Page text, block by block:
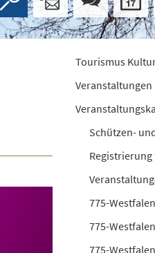
Tourismus
Veranstaltungen
Schützen-
775-Westfalen
775-Westfalen
775-Westfalen